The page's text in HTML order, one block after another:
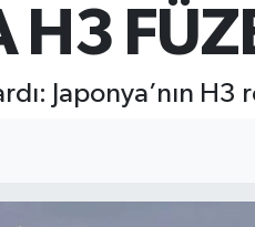
H3
Japonya’nın H3